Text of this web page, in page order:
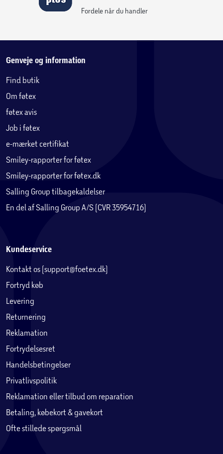
Fordele når du handler
Genveje og information
Find butik
Om føtex
føtex avis
Job i føtex
e-mærket certifikat
Smiley-rapporter for føtex
Smiley-rapporter for føtex.dk
Salling Group tilbagekaldelser
En del af Salling Group A/S (CVR 35954716)
Kundeservice
Kontakt os (support@foetex.dk)
Fortryd køb
Levering
Returnering
Reklamation
Fortrydelsesret
Handelsbetingelser
Privatlivspolitik
Reklamation eller tilbud om reparation
Betaling, købekort & gavekort
Ofte stillede spørgsmål